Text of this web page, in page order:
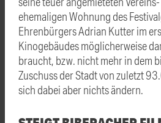
ehemaligen Wohnung des
Ehrenbürgers Adrian Kutter im
Kinogebäudes möglicherweise
braucht, bzw. nicht mehr in dem
Zuschuss der Stadt von zuletzt
sich dabei aber nichts ändern.